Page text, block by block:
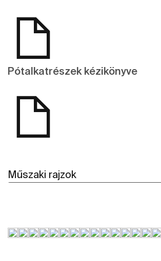
Pótalkatrészek kézikönyve
Műszaki rajzok